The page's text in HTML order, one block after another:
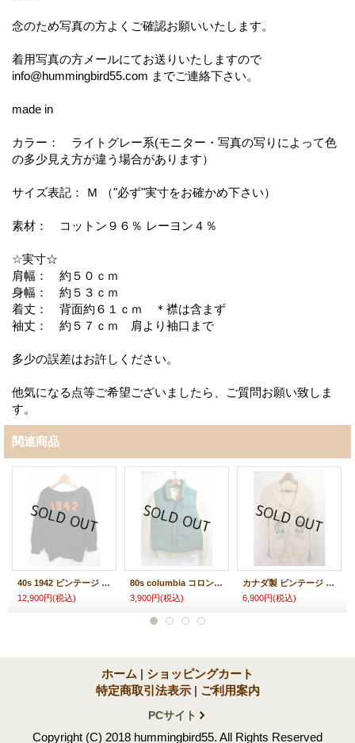
念のため写真の方よくご確認お願いいたします。
着用写真の方メールにてお送りいたしますので
info@hummingbird55.com までご連絡下さい。
made in
カラー： ライトグレー系(モニター・写真の写りによって色
の多少見え方が違う場合があります）
サイズ表記： Ｍ （"必ず"実寸をお確かめ下さい）
素材： コットン９６％ レーヨン４％
☆実寸☆
肩幅： 約５０ｃｍ
身幅： 約５３ｃｍ
着丈： 背面約６１ｃｍ ＊襟は含まず
袖丈： 約５７ｃｍ 肩より袖口まで
多少の誤差はお許しください。
他気になる点等ご希望ございましたら、ご質問お願い致しま
す。
関連商品
40s 1942 ビンテージ ボートネック セーターフェルトワッペン
12,900円(税込)
80s columbia コロンビア ダウンベスト
3,900円(税込)
カナダ製 ビンテージ TUNDRA ショールカラー カナディアンセーター
6,900円(税込)
ホーム | ショッピングカート
特定商取引法表示 | ご利用案内
PCサイト
Copyright (C) 2018 hummingbird55. All Rights Reserved